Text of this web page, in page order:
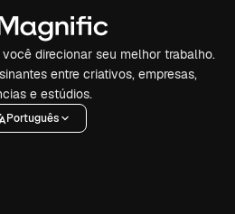
direcionar seu melhor trabalho.
entre criativos, empresas,
e estúdios.
Português